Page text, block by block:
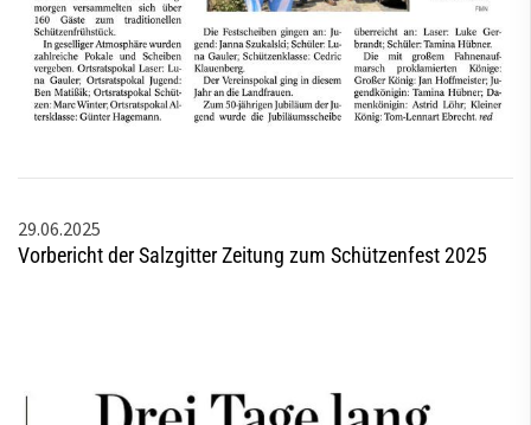
29.06.2025
Vorbericht der Salzgitter Zeitung zum Schützenfest 2025